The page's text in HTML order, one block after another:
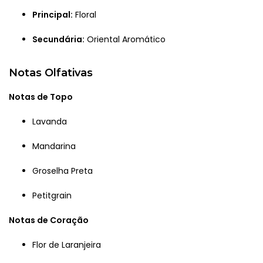
Principal: Floral
Secundária: Oriental Aromático
Notas Olfativas
Notas de Topo
Lavanda
Mandarina
Groselha Preta
Petitgrain
Notas de Coração
Flor de Laranjeira